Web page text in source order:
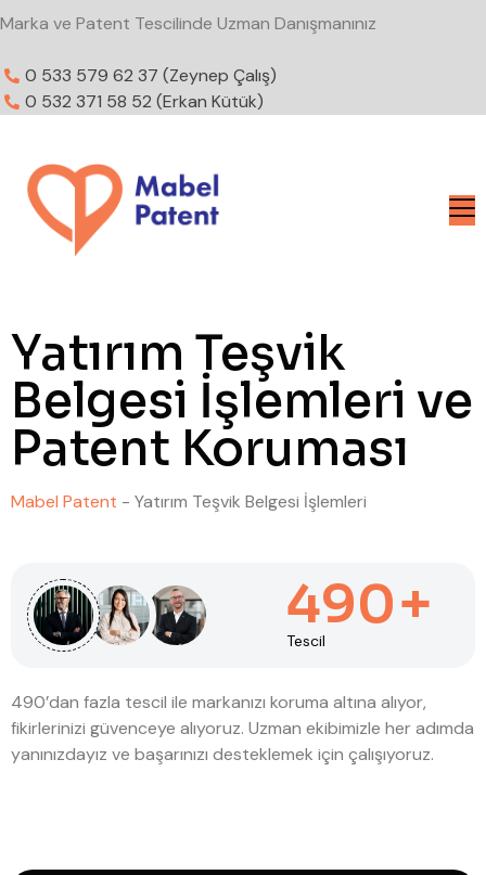
Marka ve Patent Tescilinde Uzman Danışmanınız
0 533 579 62 37 (Zeynep Çalış)
0 532 371 58 52 (Erkan Kütük)
Yatırım Teşvik
Belgesi İşlemleri ve
Patent Koruması
Mabel Patent - Yatırım Teşvik Belgesi İşlemleri
490+
Tescil
490’dan fazla tescil ile markanızı koruma altına alıyor,
fikirlerinizi güvenceye alıyoruz. Uzman ekibimizle her adımda
yanınızdayız ve başarınızı desteklemek için çalışıyoruz.